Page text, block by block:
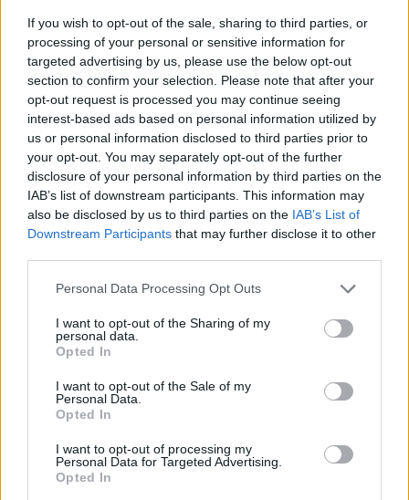
If you wish to opt-out of the sale, sharing to third parties, or
processing of your personal or sensitive information for
targeted advertising by us, please use the below opt-out
section to confirm your selection. Please note that after your
opt-out request is processed you may continue seeing
interest-based ads based on personal information utilized by
us or personal information disclosed to third parties prior to
your opt-out. You may separately opt-out of the further
disclosure of your personal information by third parties on the
IAB’s list of downstream participants. This information may
also be disclosed by us to third parties on the IAB’s List of
Downstream Participants that may further disclose it to other
Personal Data Processing Opt Outs
I want to opt-out of the Sharing of my
personal data.
Opted In
I want to opt-out of the Sale of my
Personal Data.
Opted In
I want to opt-out of processing my
Personal Data for Targeted Advertising.
Opted In
FIACCOLATA NELLA CAPITALE
Pamela, la disperazione della
mamma: "Adesso giustizia"
15/04/2018
IL CASO
Arezzo, bambina dimenticata e
morta in auto: pm chiede
archiviazione per la mamma
31/01/2018
DOPO IL PARTO
Laura Freddi con la piccola
Ginevra
CHOC A MILANO